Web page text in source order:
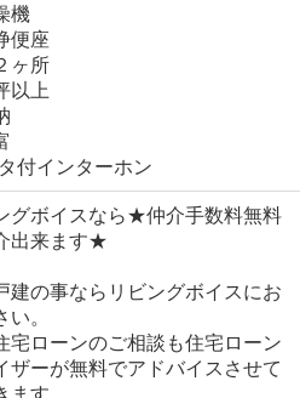
機
便座
ヶ所
以上
付インターホン
グボイスなら★仲介手数料無料
出来ます★
建の事ならリビングボイスにお
。
宅ローンのご相談も住宅ローン
ザーが無料でアドバイスさせて
ます。